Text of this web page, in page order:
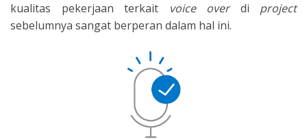
kualitas pekerjaan terkait
voice over di project
sebelumnya sangat berperan dalam hal ini.